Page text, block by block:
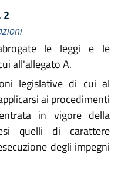
2
le leggi e le
all'allegato A.
legislative di cui al
ai procedimenti
in vigore della
quelli di carattere
degli impegni